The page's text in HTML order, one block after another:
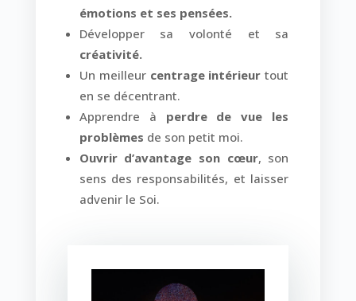
émotions et ses pensées.
Développer sa volonté et sa
créativité.
Un meilleur centrage intérieur tout
en se décentrant.
Apprendre à perdre de vue les
problèmes de son petit moi.
Ouvrir d’avantage son cœur, son
sens des responsabilités, et laisser
advenir le Soi.